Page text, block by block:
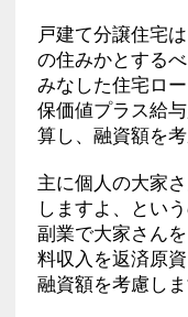
戸建て分譲住宅
の住みかとする
みなした住宅ロ
保価値プラス給
算し、融資額を考
主に個人の大家
しますよ、とい
副業で大家さん
料収入を返済原
融資額を考慮しま